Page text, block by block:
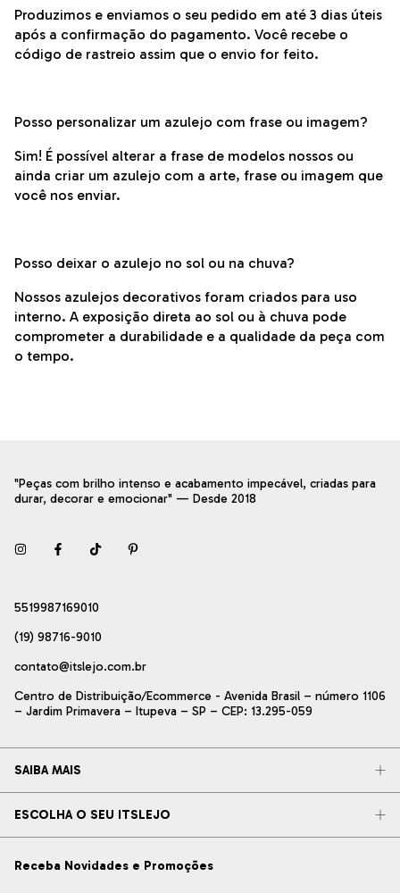
Produzimos e enviamos o seu pedido em até 3 dias úteis
após a confirmação do pagamento. Você recebe o
código de rastreio assim que o envio for feito.
Posso personalizar um azulejo com frase ou imagem?
Sim! É possível alterar a frase de modelos nossos ou
ainda criar um azulejo com a arte, frase ou imagem que
você nos enviar.
Posso deixar o azulejo no sol ou na chuva?
Nossos azulejos decorativos foram criados para uso
interno. A exposição direta ao sol ou à chuva pode
comprometer a durabilidade e a qualidade da peça com
o tempo.
"Peças com brilho intenso e acabamento impecável, criadas para
durar, decorar e emocionar" — Desde 2018
5519987169010
(19) 98716-9010
contato@itslejo.com.br
Centro de Distribuição/Ecommerce - Avenida Brasil – número 1106
– Jardim Primavera – Itupeva – SP – CEP: 13.295-059
SAIBA MAIS
ESCOLHA O SEU ITSLEJO
Receba Novidades e Promoções